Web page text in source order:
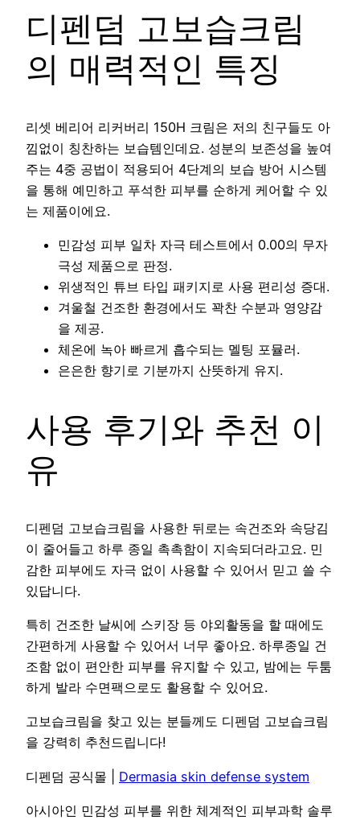
디펜덤 고보습크림
의 매력적인 특징
리셋 베리어 리커버리 150H 크림은 저의 친구들도 아
낌없이 칭찬하는 보습템인데요. 성분의 보존성을 높여
주는 4중 공법이 적용되어 4단계의 보습 방어 시스템
을 통해 예민하고 푸석한 피부를 순하게 케어할 수 있
는 제품이에요.
민감성 피부 일차 자극 테스트에서 0.00의 무자
극성 제품으로 판정.
위생적인 튜브 타입 패키지로 사용 편리성 증대.
겨울철 건조한 환경에서도 꽉찬 수분과 영양감
을 제공.
체온에 녹아 빠르게 흡수되는 멜팅 포뮬러.
은은한 향기로 기분까지 산뜻하게 유지.
사용 후기와 추천 이
유
디펜덤 고보습크림을 사용한 뒤로는 속건조와 속당김
이 줄어들고 하루 종일 촉촉함이 지속되더라고요. 민
감한 피부에도 자극 없이 사용할 수 있어서 믿고 쓸 수
있답니다.
특히 건조한 날씨에 스키장 등 야외활동을 할 때에도
간편하게 사용할 수 있어서 너무 좋아요. 하루종일 건
조함 없이 편안한 피부를 유지할 수 있고, 밤에는 두툼
하게 발라 수면팩으로도 활용할 수 있어요.
고보습크림을 찾고 있는 분들께도 디펜덤 고보습크림
을 강력히 추천드립니다!
디펜덤 공식몰 | Dermasia skin defense system
아시아인 민감성 피부를 위한 체계적인 피부과학 솔루